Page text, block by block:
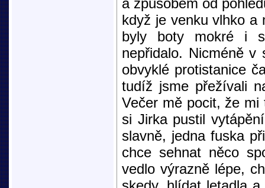
a způsobem od
když je venku vlhko a
byly boty mokré i
nepřidalo. Nicméně
obvyklé protistanice
tudíž jsme přežívali
Večer mě pocit, že
si Jirka pustil
slavně, jedna fuska
chce sehnat něco
vedlo výrazně lépe,